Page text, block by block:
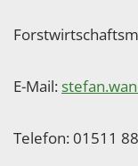
E-Mail:
Telefon: 01511